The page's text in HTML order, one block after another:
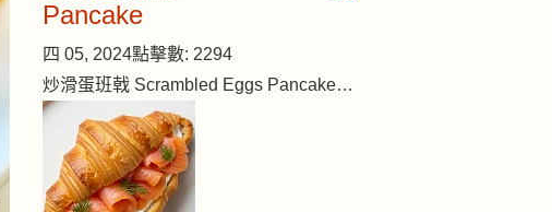
Pancake
四 05, 2024點擊數: 2294
炒滑蛋班戟 Scrambled Eggs Pancake…